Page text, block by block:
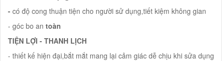
- có độ cong thuận tiện cho người sử dụng,tiết kiệm không gian
- góc bo an toàn
TIỆN LỢI - THANH LỊCH
- thiết kế hiện đại,bắt mắt mang lại cảm giác dễ chịu khi sửa dụng